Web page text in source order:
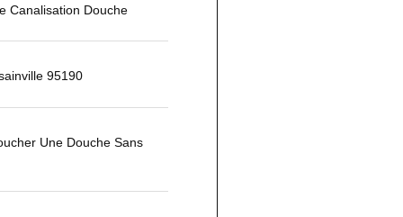
Canalisation Douche
95190
Une Douche Sans